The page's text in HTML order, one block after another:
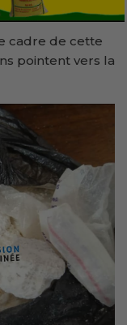
cadre de cette
pointent vers la